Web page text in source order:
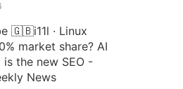
🇬🇧i11l · Linux
market share? AI
is the new SEO -
News